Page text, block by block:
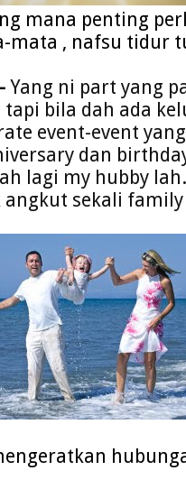
mana penting
mata , nafsu tidur
Yang ni part yang
bila dah ada
event-event
dan
lagi my hubby
angkut sekali